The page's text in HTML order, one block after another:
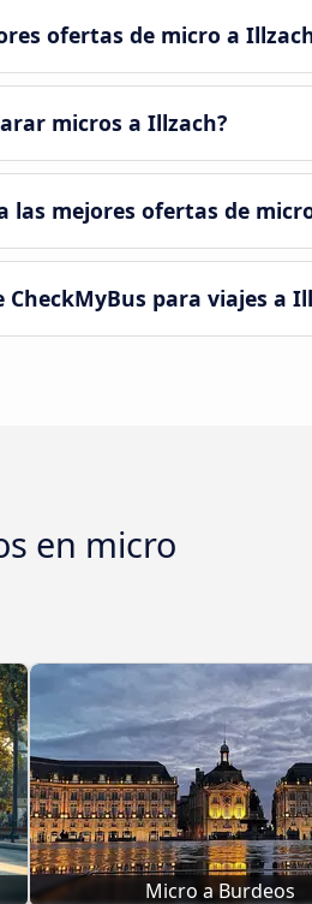
ofertas de micro a
micros a Illzach?
las mejores ofertas de
para viajes a
en micro
Micro a Burdeos